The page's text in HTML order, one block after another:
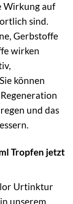
Wirkung auf
sind.
Gerbstoffe
wirken
können
und das
Tropfen jetzt
Urtinktur
unserem